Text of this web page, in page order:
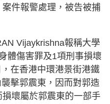
件報警處理，被告被捕
Vijaykrishna報稱大學
體傷害罪及1項刑事損壞
在香港中環港景街港鐵
擊郭震東，因而對郭造
壞屬於郭震東的一部手